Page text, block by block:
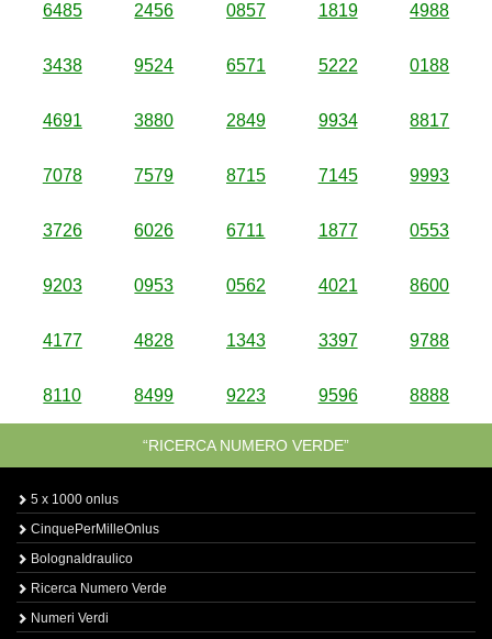
6485 2456 0857 1819 4988
3438 9524 6571 5222 0188
4691 3880 2849 9934 8817
7078 7579 8715 7145 9993
3726 6026 6711 1877 0553
9203 0953 0562 4021 8600
4177 4828 1343 3397 9788
8110 8499 9223 9596 8888
“RICERCA NUMERO VERDE”
5 x 1000 onlus
CinquePerMilleOnlus
BolognaIdraulico
Ricerca Numero Verde
Numeri Verdi